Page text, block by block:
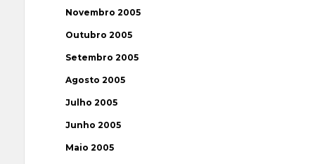
Novembro 2005
Outubro 2005
Setembro 2005
Agosto 2005
Julho 2005
Junho 2005
Maio 2005